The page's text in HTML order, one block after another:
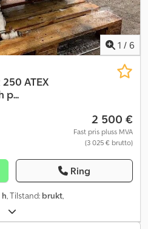
1 / 6
250 ATEX
p...
2 500 €
Fast pris pluss MVA
(3 025 € brutto)
Ring
h, Tilstand: brukt,